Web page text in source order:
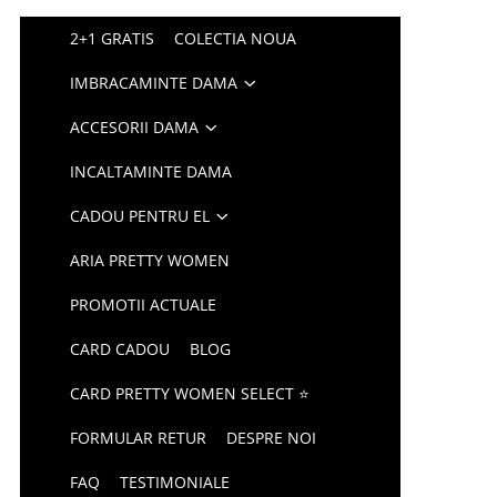
2+1 GRATIS COLECTIA NOUA
IMBRACAMINTE DAMA
ACCESORII DAMA
INCALTAMINTE DAMA
CADOU PENTRU EL
ARIA PRETTY WOMEN
PROMOTII ACTUALE
CARD CADOU BLOG
CARD PRETTY WOMEN SELECT ⭐
FORMULAR RETUR DESPRE NOI
FAQ TESTIMONIALE